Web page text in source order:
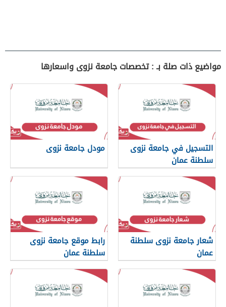
مواضيع ذات صلة بـ : تخصصات جامعة نزوى واسعارها
التسجيل في جامعة نزوى
سلطنة عمان
مودل جامعة نزوى
شعار جامعة نزوى سلطنة
عمان
رابط موقع جامعة نزوى
سلطنة عمان